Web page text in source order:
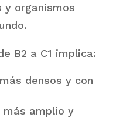
y organismos
B2 a C1 implica:
densos y con
más amplio y